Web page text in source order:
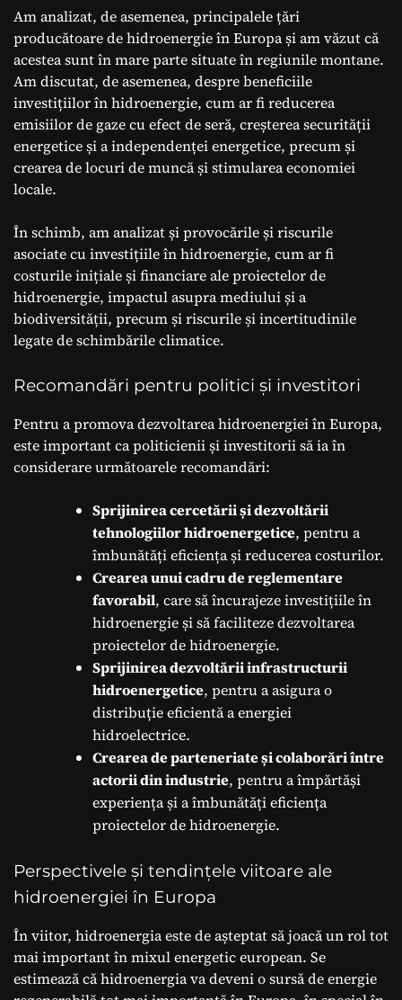
Am analizat, de asemenea, principalele țări
producătoare de hidroenergie în Europa și am văzut că
acestea sunt în mare parte situate în regiunile montane.
Am discutat, de asemenea, despre beneficiile
investițiilor în hidroenergie, cum ar fi reducerea
emisiilor de gaze cu efect de seră, creșterea securității
energetice și a independenței energetice, precum și
crearea de locuri de muncă și stimularea economiei
locale.
În schimb, am analizat și provocările și riscurile
asociate cu investițiile în hidroenergie, cum ar fi
costurile inițiale și financiare ale proiectelor de
hidroenergie, impactul asupra mediului și a
biodiversității, precum și riscurile și incertitudinile
legate de schimbările climatice.
Recomandări pentru politici și investitori
Pentru a promova dezvoltarea hidroenergiei în Europa,
este important ca politicienii și investitorii să ia în
considerare următoarele recomandări:
Sprijinirea cercetării și dezvoltării
tehnologiilor hidroenergetice, pentru a
îmbunătăți eficiența și reducerea costurilor.
Crearea unui cadru de reglementare
favorabil, care să încurajeze investițiile în
hidroenergie și să faciliteze dezvoltarea
proiectelor de hidroenergie.
Sprijinirea dezvoltării infrastructurii
hidroenergetice, pentru a asigura o
distribuție eficientă a energiei
hidroelectrice.
Crearea de parteneriate și colaborări între
actorii din industrie, pentru a împărtăși
experiența și a îmbunătăți eficiența
proiectelor de hidroenergie.
Perspectivele și tendințele viitoare ale
hidroenergiei în Europa
În viitor, hidroenergia este de așteptat să joacă un rol tot
mai important în mixul energetic european. Se
estimează că hidroenergia va deveni o sursă de energie